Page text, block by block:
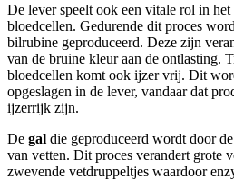
De lever speelt ook een vitale rol in
bloedcellen. Gedurende dit proces
bilrubine geproduceerd. Deze zijn
van de bruine kleur aan de ontlasting.
bloedcellen komt ook ijzer vrij. Dit
opgeslagen in de lever, vandaar dat
ijzerrijk zijn.
De gal die geproduceerd wordt door
van vetten. Dit proces verandert grote
zwevende vetdruppeltjes waardoor